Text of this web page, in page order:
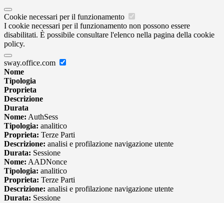
Cookie necessari per il funzionamento
I cookie necessari per il funzionamento non possono essere
disabilitati. È possibile consultare l'elenco nella pagina della cookie
policy.
sway.office.com
Nome
Tipologia
Proprieta
Descrizione
Durata
Nome: AuthSess
Tipologia: analitico
Proprieta: Terze Parti
Descrizione: analisi e profilazione navigazione utente
Durata: Sessione
Nome: AADNonce
Tipologia: analitico
Proprieta: Terze Parti
Descrizione: analisi e profilazione navigazione utente
Durata: Sessione